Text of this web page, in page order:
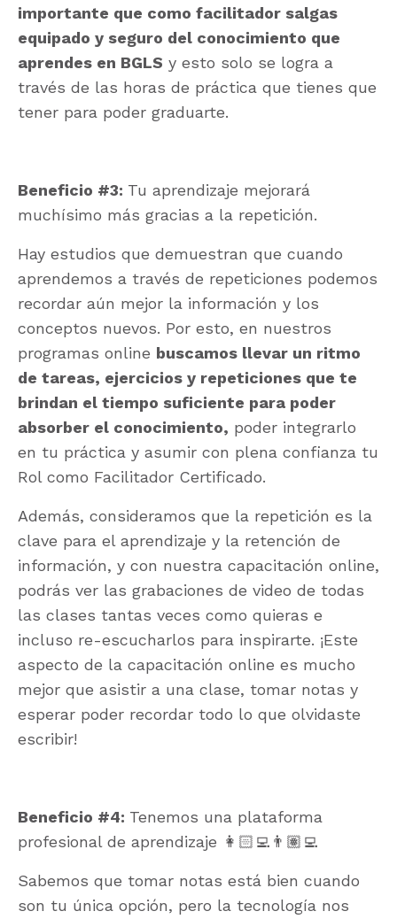
importante que como facilitador salgas
equipado y seguro del conocimiento que
aprendes en BGLS y esto solo se logra a
través de las horas de práctica que tienes que
tener para poder graduarte.
Beneficio #3: Tu aprendizaje mejorará
muchísimo más gracias a la repetición.
Hay estudios que demuestran que cuando
aprendemos a través de repeticiones podemos
recordar aún mejor la información y los
conceptos nuevos. Por esto, en nuestros
programas online buscamos llevar un ritmo
de tareas, ejercicios y repeticiones que te
brindan el tiempo suficiente para poder
absorber el conocimiento, poder integrarlo
en tu práctica y asumir con plena confianza tu
Rol como Facilitador Certificado.
Además, consideramos que la repetición es la
clave para el aprendizaje y la retención de
información, y con nuestra capacitación online,
podrás ver las grabaciones de video de todas
las clases tantas veces como quieras e
incluso re-escucharlos para inspirarte. ¡Este
aspecto de la capacitación online es mucho
mejor que asistir a una clase, tomar notas y
esperar poder recordar todo lo que olvidaste
escribir!
Beneficio #4: Tenemos una plataforma
profesional de aprendizaje 👩🏻‍💻👨🏽‍💻
Sabemos que tomar notas está bien cuando
son tu única opción, pero la tecnología nos